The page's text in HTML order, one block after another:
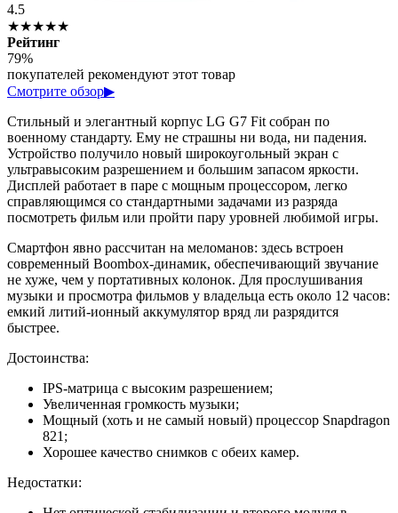
4.5
★★★★★
Рейтинг
79%
покупателей рекомендуют этот товар
Смотрите обзор▶
Стильный и элегантный корпус LG G7 Fit собран по
военному стандарту. Ему не страшны ни вода, ни падения.
Устройство получило новый широкоугольный экран с
ультравысоким разрешением и большим запасом яркости.
Дисплей работает в паре с мощным процессором, легко
справляющимся со стандартными задачами из разряда
посмотреть фильм или пройти пару уровней любимой игры.
Смартфон явно рассчитан на меломанов: здесь встроен
современный Boombox-динамик, обеспечивающий звучание
не хуже, чем у портативных колонок. Для прослушивания
музыки и просмотра фильмов у владельца есть около 12 часов:
емкий литий-ионный аккумулятор вряд ли разрядится
быстрее.
Достоинства:
IPS-матрица с высоким разрешением;
Увеличенная громкость музыки;
Мощный (хоть и не самый новый) процессор Snapdragon
821;
Хорошее качество снимков с обеих камер.
Недостатки: